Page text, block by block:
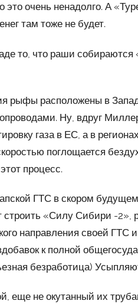
это очень ненадолго. А
там тоже не будет.
то, что раши
рыфы расположены в
Ну, вдруг
газа в ЕС, а в
поглощается
процесс.
ГТС в скором
строить «Силу Сибири -
направления своей ГТС
к полной
безработица)
еще не окутанный их